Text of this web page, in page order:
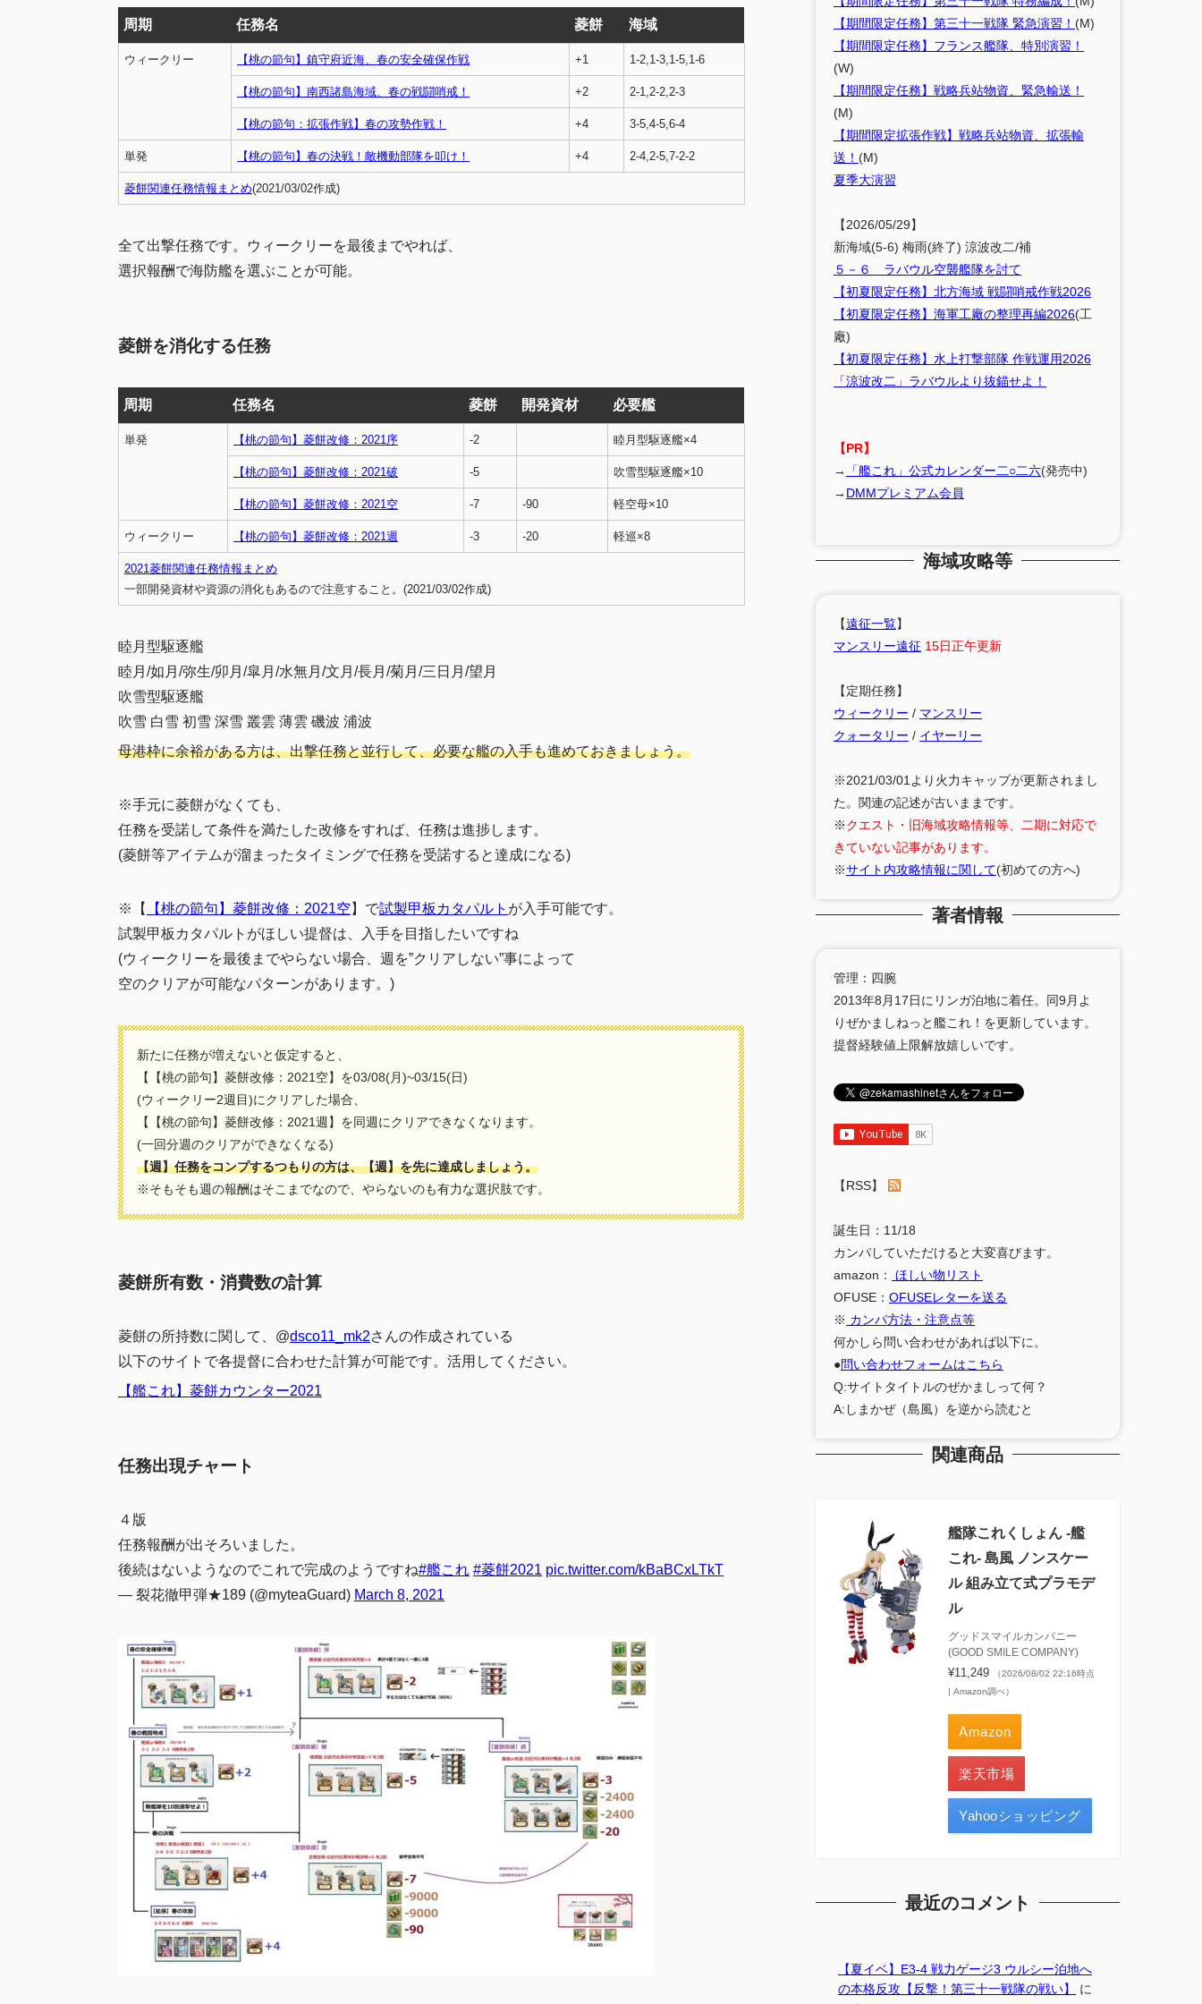
周期 任務名 菱餅 海域
ウィークリー 【桃の節句】鎮守府近海、春の安全確保作戦 +1 1-2,1-3,1-5,1-6
【桃の節句】南西諸島海域、春の戦闘哨戒！ +2 2-1,2-2,2-3
【桃の節句：拡張作戦】春の攻勢作戦！ +4 3-5,4-5,6-4
単発 【桃の節句】春の決戦！敵機動部隊を叩け！ +4 2-4,2-5,7-2-2
菱餅関連任務情報まとめ(2021/03/02作成)
全て出撃任務です。ウィークリーを最後までやれば、
選択報酬で海防艦を選ぶことが可能。
菱餅を消化する任務
周期 任務名 菱餅 開発資材 必要艦
単発 【桃の節句】菱餅改修：2021序 -2 睦月型駆逐艦×4
【桃の節句】菱餅改修：2021破 -5 吹雪型駆逐艦×10
【桃の節句】菱餅改修：2021空 -7 -90 軽空母×10
ウィークリー 【桃の節句】菱餅改修：2021週 -3 -20 軽巡×8
2021菱餅関連任務情報まとめ
一部開発資材や資源の消化もあるので注意すること。(2021/03/02作成)
睦月型駆逐艦
睦月/如月/弥生/卯月/皐月/水無月/文月/長月/菊月/三日月/望月
吹雪型駆逐艦
吹雪 白雪 初雪 深雪 叢雲 薄雲 磯波 浦波
母港枠に余裕がある方は、出撃任務と並行して、必要な艦の入手も進めておきましょう。
※手元に菱餅がなくても、
任務を受諾して条件を満たした改修をすれば、任務は進捗します。
(菱餅等アイテムが溜まったタイミングで任務を受諾すると達成になる)
※【 【桃の節句】菱餅改修：2021空 】で試製甲板カタパルト が入手可能です。
試製甲板カタパルトがほしい提督は、入手を目指したいですね
(ウィークリーを最後までやらない場合、週を”クリアしない”事によって
空のクリアが可能なパターンがあります。)
新たに任務が増えないと仮定すると、
【【桃の節句】菱餅改修：2021空】を03/08(月)~03/15(日)
(ウィークリー2週目)にクリアした場合、
【
【桃の節句】菱餅改修：2021週 】を同週にクリアできなくなります。
(一回分週のクリアができなくなる)
【週】任務をコンプするつもりの方は、【週】を先に達成しましょう。
※そもそも週の報酬はそこまでなので、やらないのも有力な選択肢です。
菱餅所有数・消費数の計算
菱餅の所持数に関して、@dsco11_mk2さんの作成されている
以下のサイトで各提督に合わせた計算が可能です。活用してください。
【艦これ】菱餅カウンター2021
任務出現チャート
４版
任務報酬が出そろいました。
後続はないようなのでこれで完成のようですね#艦これ #菱餅2021 pic.twitter.com/kBaBCxLTkT
— 裂花徹甲弾★189 (@myteaGuard) March 8, 2021
【期間限定任務】第三十一戦隊 緊急演習！ (M)
【期間限定任務】フランス艦隊、特別演習！
(W)
【期間限定任務】戦略兵站物資、緊急輸送！
(M)
【期間限定拡張作戦】戦略兵站物資、拡張輸
送！ (M)
夏季大演習
【2026/05/29】
新海域(5-6) 梅雨(終了) 涼波改二/補
５－６ ラバウル空襲艦隊を討て
【初夏限定任務】北方海域 戦闘哨戒作戦2026
【初夏限定任務】海軍工廠の整理再編2026(工
廠)
【初夏限定任務】水上打撃部隊 作戦運用2026
「涼波改二」ラバウルより抜錨せよ！
【PR】
→
「艦これ」公式カレンダー二○二六(発売中)
→ DMMプレミアム会員
海域攻略等
【遠征一覧】
マンスリー遠征 15日正午更新
【定期任務】
ウィークリー / マンスリー
クォータリー / イヤーリー
※2021/03/01より火力キャップが更新されまし
た。関連の記述が古いままです。
※クエスト・旧海域攻略情報等、二期に対応で
きていない記事があります。
※サイト内攻略情報に関して(初めての方へ)
著者情報
管理：四腕
2013年8月17日にリンガ泊地に着任。同9月よ
りぜかましねっと艦これ！を更新しています。
提督経験値上限解放嬉しいです。
【RSS】
誕生日：11/18
カンパしていただけると大変喜びます。
amazon：
ほしい物リスト
OFUSE： OFUSEレターを送る
※ カンパ方法・注意点等
何かしら問い合わせがあれば以下に。
●問い合わせフォームはこちら
Q:サイトタイトルのぜかましって何？
A:しまかぜ（島風）を逆から読むと
関連商品
艦隊これくしょん ‐艦
これ‐ 島風 ノンスケー
ル 組み立て式プラモデ
ル
グッドスマイルカンパニー
(GOOD SMILE COMPANY)
¥11,249
（2026/08/02 22:16時点
| Amazon調べ）
Amazon
楽天市場
Yahooショッピング
最近のコメント
【夏イベ】E3-4 戦力ゲージ3 ウルシー泊地へ
の本格反攻【反撃！第三十一戦隊の戦い】
に